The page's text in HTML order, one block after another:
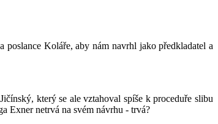
Koláře, aby nám navrhl jako předkladatel a
který se ale vztahoval spíše k proceduře slibu
Exner netrvá na svém návrhu - trvá?